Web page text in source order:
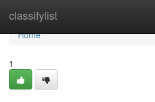
classifylist
Home
Home
1